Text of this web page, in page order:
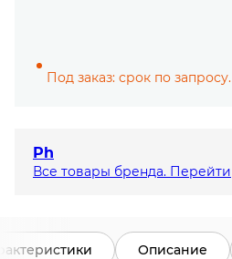
Под заказ: срок по запросу.
Ph
Все товары бренда. Перейти
Описание